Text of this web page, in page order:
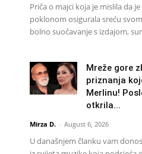
Priča o majci koja je mislila da
poklonom osigurala sreću
bolno suočavanje s izdajom,
Mreže gore
priznanja
Merlinu!
otkrila...
Mirza D. - August 6, 2026
U današnjem članku vam